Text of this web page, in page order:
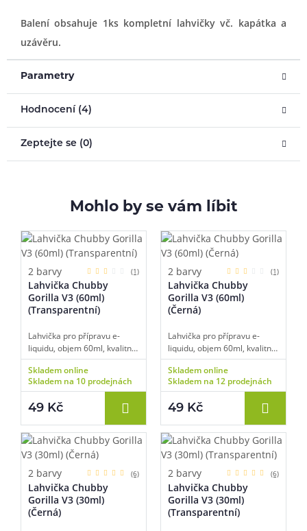
Balení obsahuje 1ks kompletní lahvičky vč. kapátka a
uzávěru.
Parametry
Hodnocení (4)
Zeptejte se (0)
Mohlo by se vám líbit
2 barvy (1)
Lahvička Chubby
Gorilla V3 (60ml)
(Transparentní)
Lahvička pro přípravu e-
liquidu, objem 60ml, kvalitní
zpracování, širší hrdlo,
dětská pojistka uzávěru,
úzké kapátko pro snadné
balení 1 ks.
Skladem online
Skladem na 10 prodejnách
49 Kč
2 barvy (1)
Lahvička Chubby
Gorilla V3 (60ml)
(Černá)
Lahvička pro přípravu e-
liquidu, objem 60ml, kvalitní
zpracování, širší hrdlo,
dětská pojistka uzávěru,
úzké kapátko pro snadné
ks.
Skladem online
Skladem na 12 prodejnách
49 Kč
2 barvy (6)
Lahvička Chubby
Gorilla V3 (30ml)
(Černá)
2 barvy (6)
Lahvička Chubby
Gorilla V3 (30ml)
(Transparentní)